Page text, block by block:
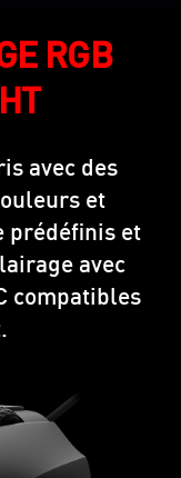
RGB
avec des
et
prédéfinis et
avec
compatibles